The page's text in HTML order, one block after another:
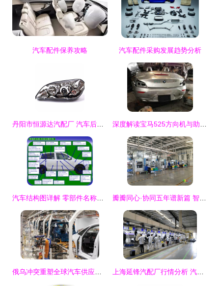
汽车配件保养攻略 汽车配件采购发展趋势分析